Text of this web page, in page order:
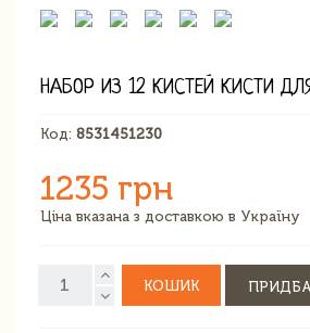
НАБОР ИЗ 12 КИСТЕЙ КИСТИ
Код: 8531451230
1235 грн
Ціна вказана з доставкою в Україну
КОШИК